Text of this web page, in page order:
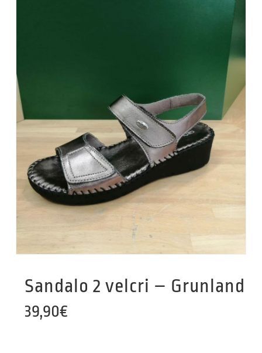
Sandalo 2 velcri – Grunland
39,90€